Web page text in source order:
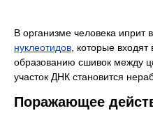
В организме человека иприт
нуклеотидов , которые входят
образованию сшивок между
участок ДНК становится
Поражающее